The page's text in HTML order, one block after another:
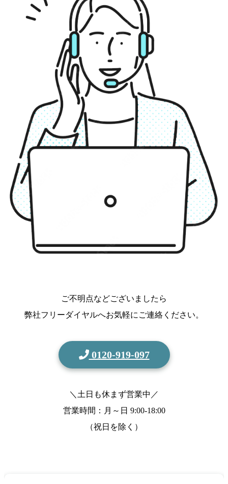
ご不明点などございましたら
弊社フリーダイヤルへお気軽にご連絡ください。
0120-919-097
＼土日も休まず営業中／
営業時間：月～日 9:00-18:00
（祝日を除く）